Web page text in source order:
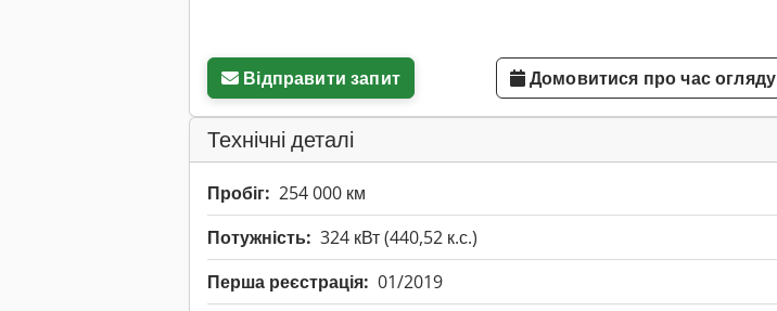
Відправити запит Домовитися про час огляду
Технічні деталі
Пробіг: 254 000 км
Потужність: 324 кВт (440,52 к.с.)
Перша реєстрація: 01/2019